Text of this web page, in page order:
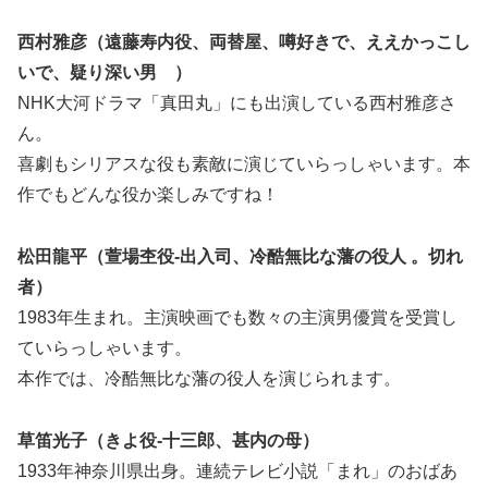
西村雅彦（遠藤寿内役、両替屋、噂好きで、ええかっこし
いで、疑り深い男 ）
NHK大河ドラマ「真田丸」にも出演している西村雅彦さ
ん。
喜劇もシリアスな役も素敵に演じていらっしゃいます。本
作でもどんな役か楽しみですね！
松田龍平（萱場杢役-出入司、冷酷無比な藩の役人 。切れ
者）
1983年生まれ。主演映画でも数々の主演男優賞を受賞し
ていらっしゃいます。
本作では、冷酷無比な藩の役人を演じられます。
草笛光子（きよ役-十三郎、甚内の母）
1933年神奈川県出身。連続テレビ小説「まれ」のおばあ